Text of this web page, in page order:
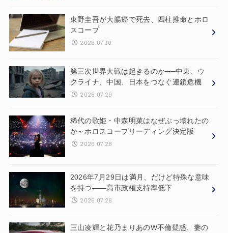
東野圭吾が大腸癌で死去、四柱推命とホロ
スコープ
2026.07.30
第三次世界大戦は起きるのか──中東、ウ
クライナ、中国、日本をつなぐ連鎖危機
2026.07.29
稀代の歌姫・中森明菜はなぜぶっ壊れたの
か～ホロスコープリーディング決定版
2026.07.28
2026年7月29日は満月、だけど特殊な意味
を持つ——高市政権支持率低下
2026.07.26
三山凌輝と花乃まりあのW不倫疑惑、妻の